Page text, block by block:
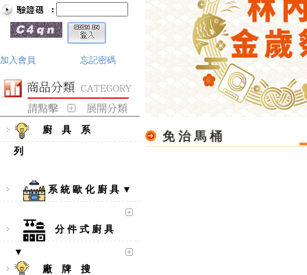
加入會員 忘記密碼
廚 具 系
列
系 統 歐 化 廚 具 ▼
分 件 式 廚 具
▼
廠 牌 搜
免 治 馬 桶